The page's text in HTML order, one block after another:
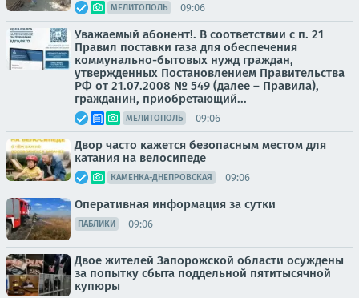
МЕЛИТОПОЛЬ 09:06
Уважаемый абонент!. В соответствии с п. 21
Правил поставки газа для обеспечения
коммунально-бытовых нужд граждан,
утвержденных Постановлением Правительства
РФ от 21.07.2008 № 549 (далее – Правила),
гражданин, приобретающий...
МЕЛИТОПОЛЬ 09:06
Двор часто кажется безопасным местом для
катания на велосипеде
КАМЕНКА-ДНЕПРОВСКАЯ 09:06
Оперативная информация за сутки
ПАБЛИКИ 09:06
Двое жителей Запорожской области осуждены
за попытку сбыта поддельной пятитысячной
купюры